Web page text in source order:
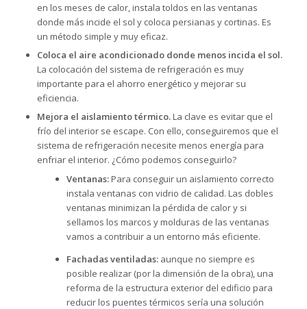
en los meses de calor, instala toldos en las ventanas
donde más incide el sol y coloca persianas y cortinas. Es
un método simple y muy eficaz.
Coloca el aire acondicionado donde menos incida el sol.
La colocación del sistema de refrigeración es muy
importante para el ahorro energético y mejorar su
eficiencia.
Mejora el aislamiento térmico.La clave es evitar que el
frío del interior se escape. Con ello, conseguiremos que el
sistema de refrigeración necesite menos energía para
enfriar el interior. ¿Cómo podemos conseguirlo?
Ventanas:Para conseguir un aislamiento correcto
instala ventanas con vidrio de calidad. Las dobles
ventanas minimizan la pérdida de calor y si
sellamos los marcos y molduras de las ventanas
vamos a contribuir a un entorno más eficiente.
Fachadas ventiladas:aunque no siempre es
posible realizar (por la dimensión de la obra), una
reforma de la estructura exterior del edificio para
reducir los puentes térmicos sería una solución